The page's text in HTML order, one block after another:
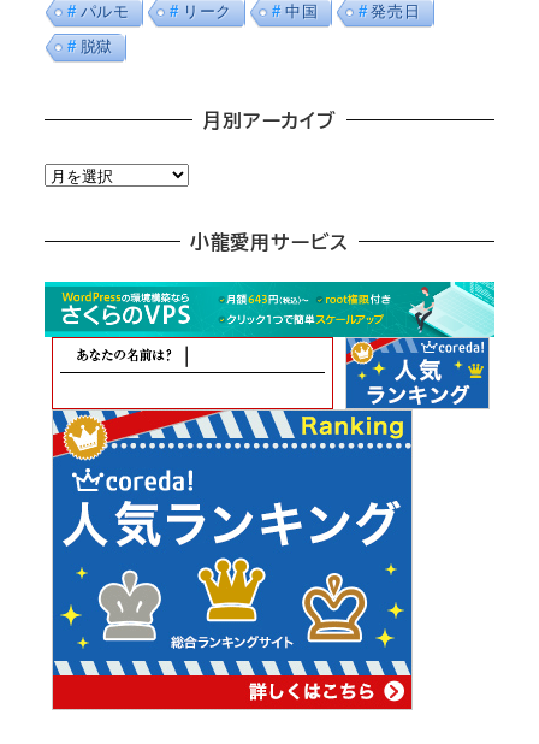
パルモ
リーク 中国
発売日
脱獄
月別アーカイブ
月
カ
小龍愛用サービス